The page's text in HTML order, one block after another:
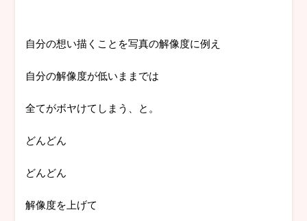
自分の想い描くことを写真の解像度に例え
自分の解像度が低いままでは
全てがボヤけてしまう、と。
どんどん
どんどん
解像度を上げて